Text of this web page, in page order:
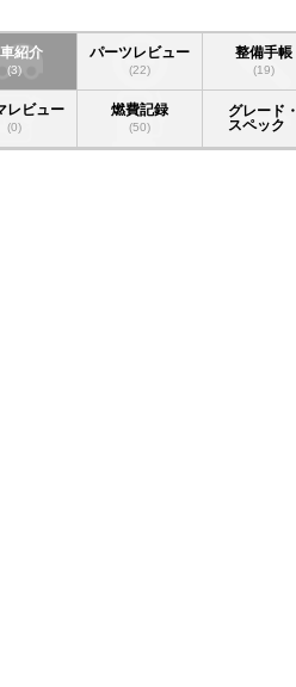
紹介
(3)
パーツレビュー
(22)
整備手帳
(19)
レビュー
(0)
燃費記録
(50)
グレード・
スペック